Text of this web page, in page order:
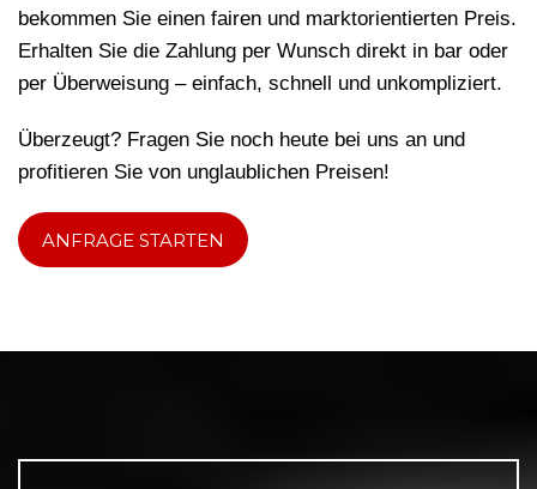
bekommen Sie einen fairen und marktorientierten Preis.
Erhalten Sie die Zahlung per Wunsch direkt in bar oder
per Überweisung – einfach, schnell und unkompliziert.
Überzeugt? Fragen Sie noch heute bei uns an und
profitieren Sie von unglaublichen Preisen!
ANFRAGE STARTEN